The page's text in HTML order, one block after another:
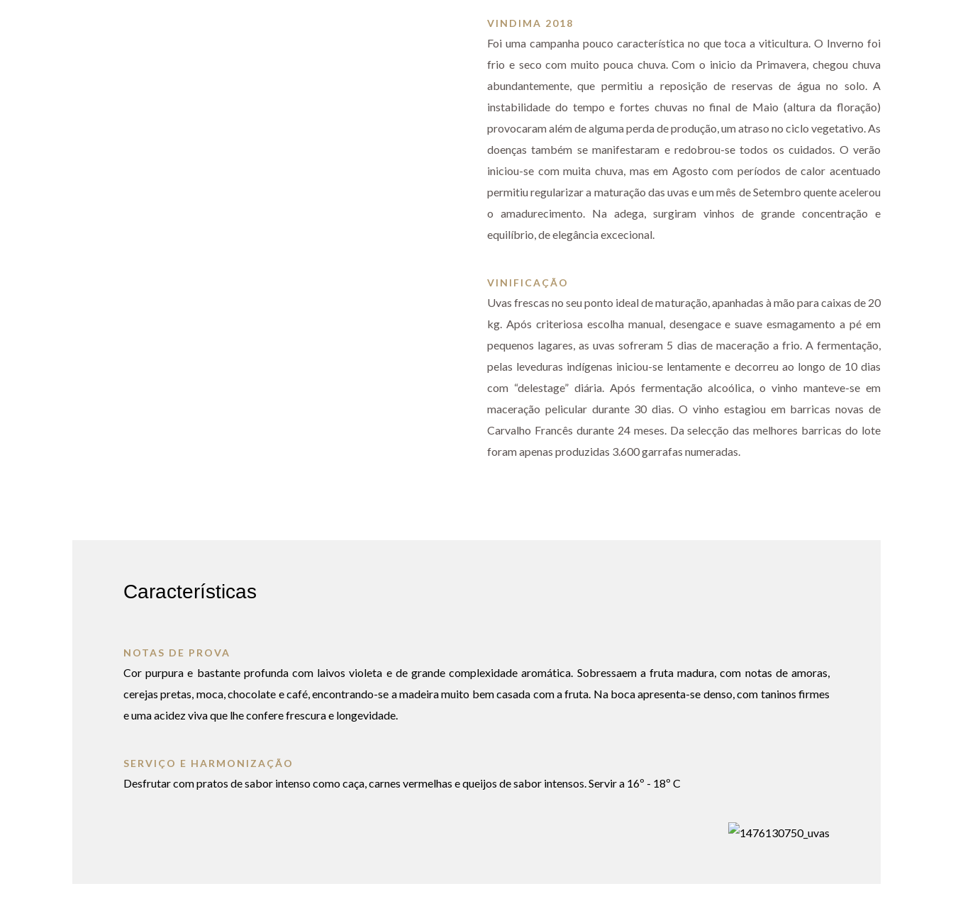
VINDIMA 2018
Foi uma campanha pouco característica no que toca a viticultura. O Inverno foi
frio e seco com muito pouca chuva. Com o inicio da Primavera, chegou chuva
abundantemente, que permitiu a reposição de reservas de água no solo. A
instabilidade do tempo e fortes chuvas no final de Maio (altura da floração)
provocaram além de alguma perda de produção, um atraso no ciclo vegetativo. As
doenças também se manifestaram e redobrou-se todos os cuidados. O verão
iniciou-se com muita chuva, mas em Agosto com períodos de calor acentuado
permitiu regularizar a maturação das uvas e um mês de Setembro quente acelerou
o amadurecimento. Na adega, surgiram vinhos de grande concentração e
equilíbrio, de elegância excecional.
VINIFICAÇÃO
Uvas frescas no seu ponto ideal de maturação, apanhadas à mão para caixas de 20
kg. Após criteriosa escolha manual, desengace e suave esmagamento a pé em
pequenos lagares, as uvas sofreram 5 dias de maceração a frio. A fermentação,
pelas leveduras indígenas iniciou-se lentamente e decorreu ao longo de 10 dias
com “delestage” diária. Após fermentação alcoólica, o vinho manteve-se em
maceração pelicular durante 30 dias. O vinho estagiou em barricas novas de
Carvalho Francês durante 24 meses. Da selecção das melhores barricas do lote
foram apenas produzidas 3.600 garrafas numeradas.
Características
NOTAS DE PROVA
Cor purpura e bastante profunda com laivos violeta e de grande complexidade aromática. Sobressaem a fruta madura, com notas de amoras,
cerejas pretas, moca, chocolate e café, encontrando-se a madeira muito bem casada com a fruta. Na boca apresenta-se denso, com taninos firmes
e uma acidez viva que lhe confere frescura e longevidade.
SERVIÇO E HARMONIZAÇÃO
Desfrutar com pratos de sabor intenso como caça, carnes vermelhas e queijos de sabor intensos. Servir a 16º - 18º C